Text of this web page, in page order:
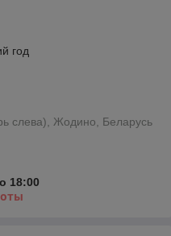
год
слева), Жодино, Беларусь
18:00